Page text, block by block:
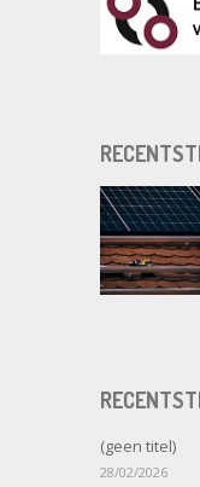
(geen titel)
28/02/2026